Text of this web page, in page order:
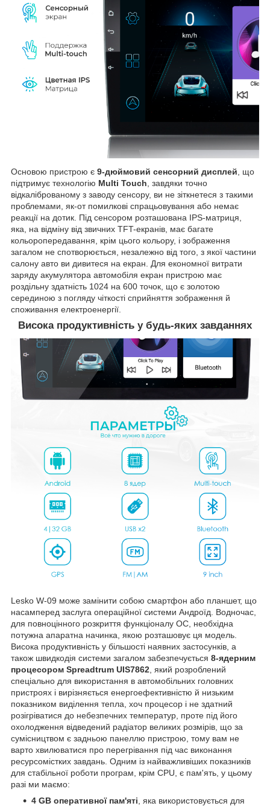
Основою пристрою є 9-дюймовий сенсорний дисплей , що
підтримує технологію Multi Touch , завдяки точно
відкаліброваному з заводу сенсору, ви не зіткнетеся з такими
проблемами, як-от помилкові спрацьовування або немає
реакції на дотик. Під сенсором розташована IPS-матриця,
яка, на відміну від звичних TFT-екранів, має багате
кольоропередавання, крім цього кольору, і зображення
загалом не спотворюється, незалежно від того, з якої частини
салону авто ви дивитеся на екран. Для економної витрати
заряду акумулятора автомобіля екран пристрою має
роздільну здатність 1024 на 600 точок, що є золотою
серединою з погляду чіткості сприйняття зображення й
споживання електроенергії.
Висока продуктивність у будь-яких завданнях
Lesko W-09 може замінити собою смартфон або планшет, що
насамперед заслуга операційної системи Андроїд. Водночас,
для повноцінного розкриття функціоналу ОС, необхідна
потужна апаратна начинка, якою розташовує ця модель.
Висока продуктивність у більшості наявних застосунків, а
також швидкодія системи загалом забезпечується 8-ядерним
процесором Spreadtrum UIS7862 , який розроблений
спеціально для використання в автомобільних головних
пристроях і вирізняється енергоефективністю й низьким
показником виділення тепла, хоч процесор і не здатний
розігріватися до небезпечних температур, проте під його
охолодження відведений радіатор великих розмірів, що за
сумісництвом є задньою панеллю пристрою, тому вам не
варто хвилюватися про перегрівання під час виконання
ресурсомістких завдань. Одним із найважливіших показників
для стабільної роботи програм, крім CPU, є пам'ять, у цьому
разі ми маємо:
4 GB оперативної пам'яті , яка використовується для